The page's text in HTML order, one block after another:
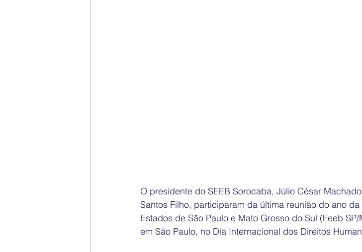
O presidente do SEEB Sorocaba, Júlio César
Santos Filho, participaram da última reunião do ano
Estados de São Paulo e Mato Grosso do Sul (Feeb
em São Paulo, no Dia Internacional dos Direitos